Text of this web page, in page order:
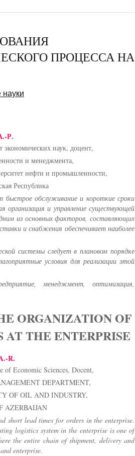
ПРОЦЕССА НА
Р.
наук, доцент,
и менеджмента,
нефти и промышленности,
Республика
быстрое обслуживание и короткие сроки
организация и управление существующей
из основных факторов, составляющих
и снабжения обеспечивает наиболее
системы следует в плановом порядке
условия для реализации этой
менеджмент, оптимизация,
ORGANIZATION OF
AT THE ENTERPRISE
R.
of Economic Sciences, Docent,
DEPARTMENT,
OF OIL AND INDUSTRY,
AZERBAIJAN
short lead times for orders in the enterprise.
logistics system in the enterprise is one of
the entire chain of shipment, delivery and
enterprise.